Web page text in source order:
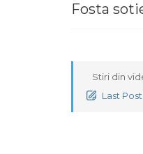
Fosta
Stiri din
Last Post